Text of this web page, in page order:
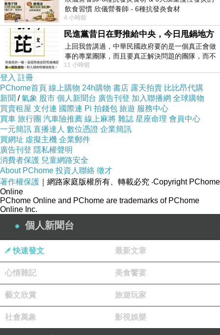
品項
這次全家便利商店引進的四款韓國美食，分別為
魚板辣炒年糕、蔬菜炒粉、起司熱狗與江原道雪
蟹蟹膏。正如我先前所提，我的腸胃不好，再加
上小俞跟Richard對於韓國年糕興趣都不大，我
也就沒有購買該商品。沒能為大家介紹魚板辣炒
飲食習慣 欣儀營養師 - 6種抗發炎食材
https://www.facebook.com/photo/?fbid=147
4 小時前
民進黨昔日在野推給中央，今日甩鍋地方
上回我曾講過，中華民國政府要的是一個真正會做
事的專業團隊，而且要真正解決問題的團隊，而不
是只會到處甩鍋的雙標團隊，最近民進黨
11 小時前
登入 註冊
PChome首頁 線上購物 24h購物 書店 露天拍賣 比比昂代購
新聞 /氣象 股市 個人新聞台 廣告刊登 加入聯播網 全球購物
買賣租屋 支付連 國際連 Pi 拍錢包 旅遊 服務中心
買車 旅行團 汽車險推薦 線上麻將 雜誌 星座命理 會員中心
一元簡訊 直播達人 數位憑證 企業簡訊
買網址 虛擬主機 企業郵件
廣告刊登 隱私權聲明
消費者保護 兒童網路安全
About PChome 投資人聯絡 徵才
著作權保護 ｜網路家庭版權所有、轉載必究 ‧Copyright PChome
Online
PChome Online and PChome are trademarks of PChome
Online Inc.
個人新聞台
快速發文 最新文章
心情雜記 美食饗宴
藝文欣賞 旅遊玩家
社會萬象 影視娛樂